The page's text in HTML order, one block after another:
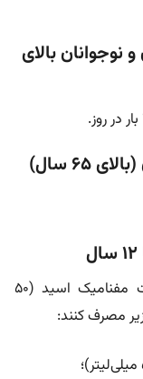
بالای
سال)
توصیه می‌شود کودکان زیر ۱۲ سال، شربت مفنامیک اسید (۵۰